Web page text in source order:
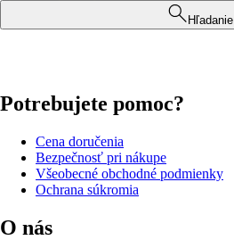
Hľadanie
Potrebujete pomoc?
Cena doručenia
Bezpečnosť pri nákupe
Všeobecné obchodné podmienky
Ochrana súkromia
O nás